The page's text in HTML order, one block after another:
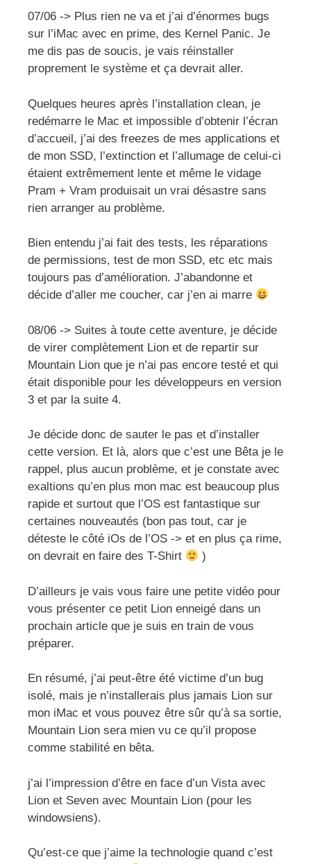
07/06 -> Plus rien ne va et j’ai d’énormes bugs
sur l’iMac avec en prime, des Kernel Panic. Je
me dis pas de soucis, je vais réinstaller
proprement le système et ça devrait aller.
Quelques heures après l’installation clean, je
redémarre le Mac et impossible d’obtenir l’écran
d’accueil, j’ai des freezes de mes applications et
de mon SSD, l’extinction et l’allumage de celui-ci
étaient extrêmement lente et même le vidage
Pram + Vram produisait un vrai désastre sans
rien arranger au problème.
Bien entendu j’ai fait des tests, les réparations
de permissions, test de mon SSD, etc etc mais
toujours pas d’amélioration. J’abandonne et
décide d’aller me coucher, car j’en ai marre
08/06 -> Suites à toute cette aventure, je décide
de virer complètement Lion et de repartir sur
Mountain Lion que je n’ai pas encore testé et qui
était disponible pour les développeurs en version
3 et par la suite 4.
Je décide donc de sauter le pas et d’installer
cette version. Et là, alors que c’est une Bêta je le
rappel, plus aucun problème, et je constate avec
exaltions qu’en plus mon mac est beaucoup plus
rapide et surtout que l’OS est fantastique sur
certaines nouveautés (bon pas tout, car je
déteste le côté iOs de l’OS -> et en plus ça rime,
on devrait en faire des T-Shirt
)
D’ailleurs je vais vous faire une petite vidéo pour
vous présenter ce petit Lion enneigé dans un
prochain article que je suis en train de vous
préparer.
En résumé, j’ai peut-être été victime d’un bug
isolé, mais je n’installerais plus jamais Lion sur
mon iMac et vous pouvez être sûr qu’à sa sortie,
Mountain Lion sera mien vu ce qu’il propose
comme stabilité en bêta.
j’ai l’impression d’être en face d’un Vista avec
Lion et Seven avec Mountain Lion (pour les
windowsiens).
Qu’est-ce que j’aime la technologie quand c’est